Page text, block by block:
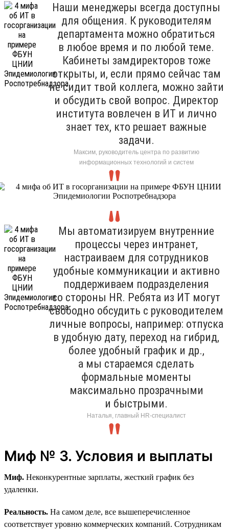
Наши менеджеры всегда доступны
для общения. К руководителям
департамента можно обратиться
в любое время и по любой теме.
Кабинеты замдиректоров тоже
открыты, и, если прямо сейчас там
не сидит твой коллега, можно зайти
и обсудить свой вопрос. Директор
института вовлечен в ИТ и лично
знает тех, кто решает важные
задачи.
Максим, руководитель центра по развитию
информационных технологий и систем
Мы автоматизируем внутренние
процессы через интранет,
настраиваем для сотрудников
удобные коммуникации и активно
поддерживаем подразделения
со стороны HR. Ребята из ИТ могут
свободно обсудить с руководителем
личные вопросы, например: отпуска
в удобную дату, переход на гибрид,
более удобный график и др.,
а мы стараемся сделать
формальные моменты
максимально прозрачными
и быстрыми.
Наталья, главный HR-специалист
Миф № 3. Условия и выплаты
Миф. Неконкурентные зарплаты, жесткий график без
удаленки.
Реальность. На самом деле, все вышеперечисленное
соответствует уровню коммерческих компаний. Сотрудникам